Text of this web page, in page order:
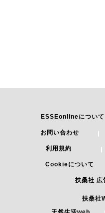
ESSEonlineについて
お問い合わせ